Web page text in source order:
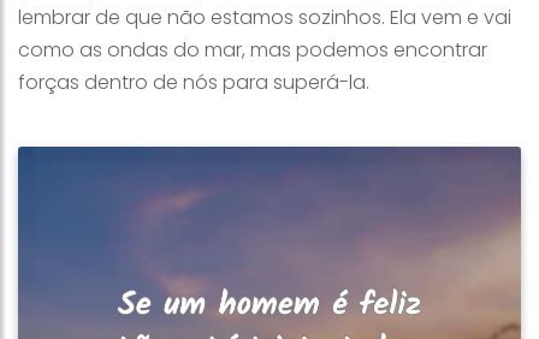
lembrar de que não estamos sozinhos. Ela vem e vai
como as ondas do mar, mas podemos encontrar
forças dentro de nós para superá-la.